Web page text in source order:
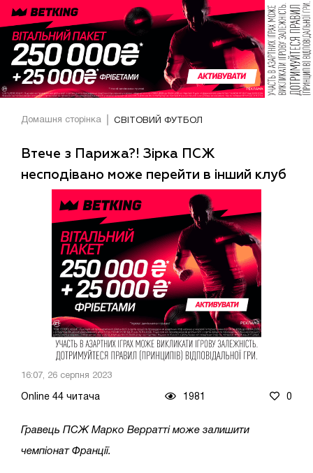
Домашня сторінка СВІТОВИЙ ФУТБОЛ
Втече з Парижа?! Зірка ПСЖ
несподівано може перейти в інший клуб
16:07, 26 серпня 2023
Online 44 читача 1981 0
Гравець ПСЖ Марко Верратті може залишити
чемпіонат Франції.